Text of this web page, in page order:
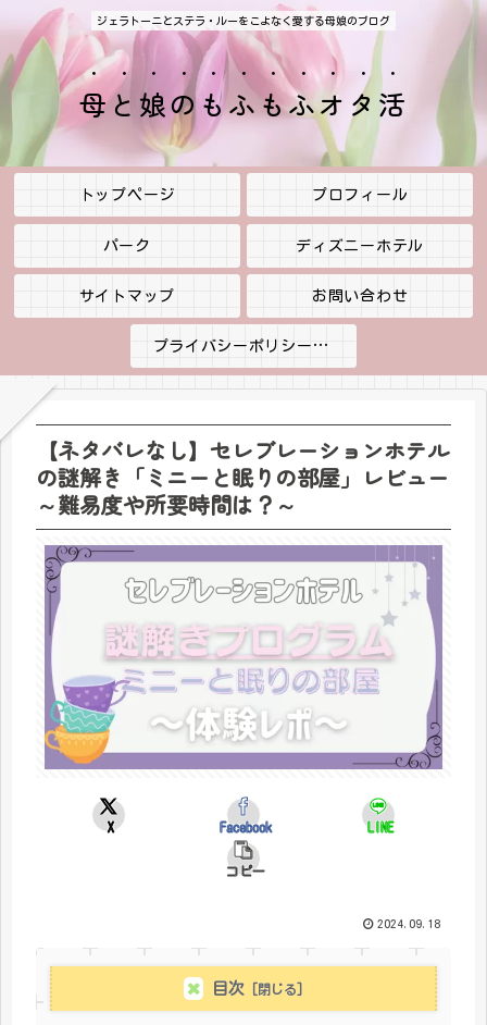
ジェラトーニとステラ・ルーをこよなく愛する母娘のブログ
母と娘のもふもふオタ活
トップページ プロフィール
パーク ディズニーホテル
サイトマップ お問い合わせ
プライバシーポリシー・免責事項
【ネタバレなし】セレブレーションホテル
の謎解き「ミニーと眠りの部屋」レビュー
～難易度や所要時間は？～
X Facebook LINE
コピー
2024.09.18
目次